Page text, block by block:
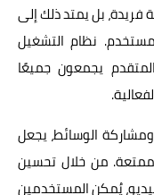
بل يمتد ذلك إلى
نظام التشغيل
يجمعون جميعًا
الوسائط، يجعل
من خلال تحسين
يُمكن المستخدمين